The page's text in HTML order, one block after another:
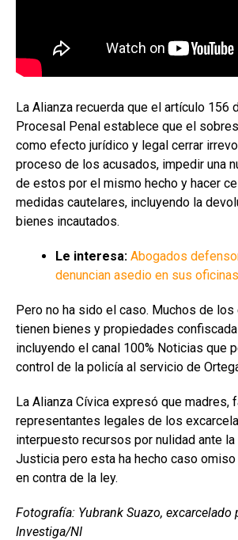
La Alianza recuerda que el artículo 156
Procesal Penal establece que el
como efecto jurídico y legal cerrar
proceso de los acusados, impedir una
de estos por el mismo hecho y hacer
medidas cautelares, incluyendo la
bienes incautados.
Le interesa: Abogados
denuncian asedio en sus oficinas
Pero no ha sido el caso. Muchos de
tienen bienes y propiedades
incluyendo el canal 100% Noticias que
control de la policía al servicio de
La Alianza Cívica expresó que madres,
representantes legales de los
interpuesto recursos por nulidad ante
Justicia pero esta ha hecho caso
en contra de la ley.
Fotografía: Yubrank Suazo,
Investiga/NI